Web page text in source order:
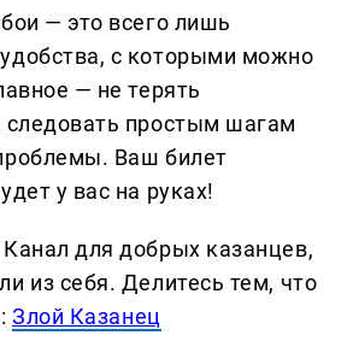
— это всего лишь
с которыми можно
— не терять
следовать простым шагам
Ваш билет
у вас на руках!
для добрых казанцев,
из себя. Делитеcь тем, что
Злой Казанец